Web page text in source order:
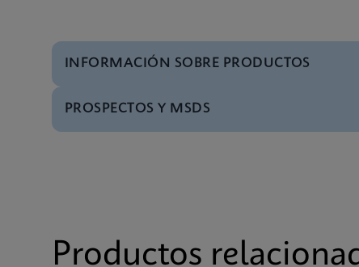
INFORMACIÓN SOBRE PRODUCTOS
Menú de pruebas
Ficha de datos Xpert HCV Viral
PROSPECTOS Y MSDS
Productos